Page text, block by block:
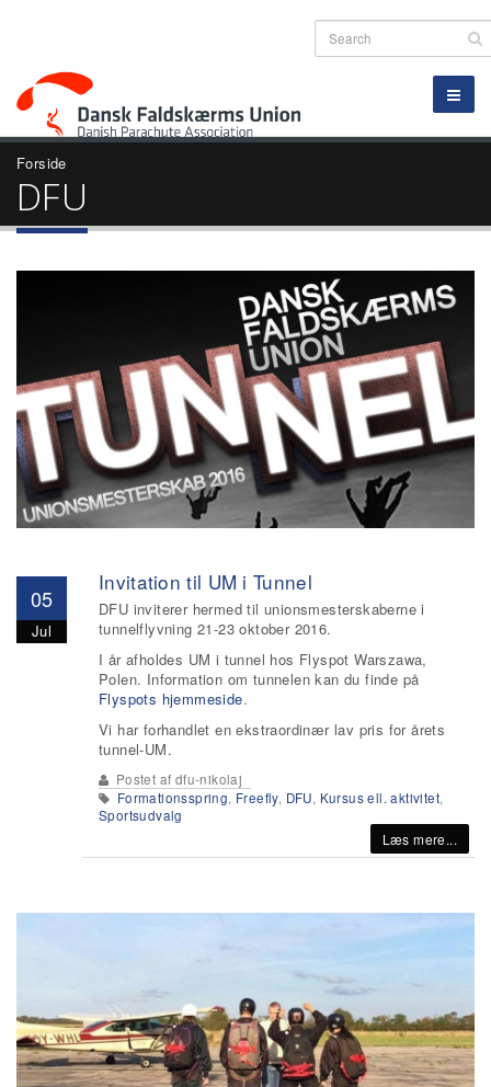
Forside
DFU
05
Jul
Invitation til UM i Tunnel
DFU inviterer hermed til unionsmesterskaberne i
tunnelflyvning 21-23 oktober 2016.
I år afholdes UM i tunnel hos Flyspot Warszawa,
Polen. Information om tunnelen kan du finde på
Flyspots hjemmeside.
Vi har forhandlet en ekstraordinær lav pris for årets
tunnel-UM.
Postet af dfu-nikolaj
Formationsspring, Freefly, DFU, Kursus ell. aktivitet,
Sportsudvalg
Læs mere...